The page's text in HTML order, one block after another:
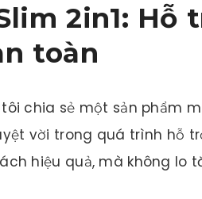
2in1: Hỗ
toàn
chia sẻ một sản phẩm
vời trong quá trình hỗ
hiệu quả, mà không lo